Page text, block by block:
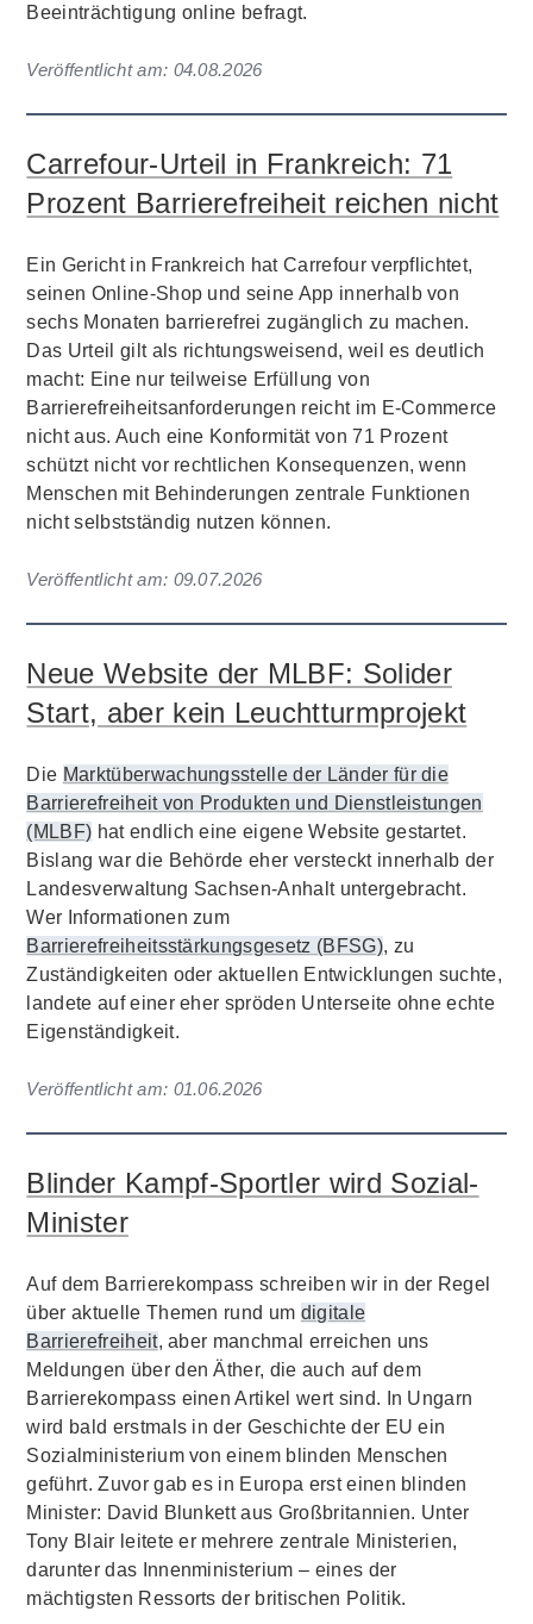
Beeinträchtigung online befragt.
Veröffentlicht am: 04.08.2026
Carrefour-Urteil in Frankreich: 71
Prozent Barrierefreiheit reichen nicht
Ein Gericht in Frankreich hat Carrefour verpflichtet,
seinen Online-Shop und seine App innerhalb von
sechs Monaten barrierefrei zugänglich zu machen.
Das Urteil gilt als richtungsweisend, weil es deutlich
macht: Eine nur teilweise Erfüllung von
Barrierefreiheitsanforderungen reicht im E-Commerce
nicht aus. Auch eine Konformität von 71 Prozent
schützt nicht vor rechtlichen Konsequenzen, wenn
Menschen mit Behinderungen zentrale Funktionen
nicht selbstständig nutzen können.
Veröffentlicht am: 09.07.2026
Neue Website der MLBF: Solider
Start, aber kein Leuchtturmprojekt
Die Marktüberwachungsstelle der Länder für die
Barrierefreiheit von Produkten und Dienstleistungen
(MLBF) hat endlich eine eigene Website gestartet.
Bislang war die Behörde eher versteckt innerhalb der
Landesverwaltung Sachsen-Anhalt untergebracht.
Wer Informationen zum
Barrierefreiheitsstärkungsgesetz (BFSG), zu
Zuständigkeiten oder aktuellen Entwicklungen suchte,
landete auf einer eher spröden Unterseite ohne echte
Eigenständigkeit.
Veröffentlicht am: 01.06.2026
Blinder Kampf-Sportler wird Sozial-
Minister
Auf dem Barrierekompass schreiben wir in der Regel
über aktuelle Themen rund um digitale
Barrierefreiheit, aber manchmal erreichen uns
Meldungen über den Äther, die auch auf dem
Barrierekompass einen Artikel wert sind. In Ungarn
wird bald erstmals in der Geschichte der EU ein
Sozialministerium von einem blinden Menschen
geführt. Zuvor gab es in Europa erst einen blinden
Minister: David Blunkett aus Großbritannien. Unter
Tony Blair leitete er mehrere zentrale Ministerien,
darunter das Innenministerium – eines der
mächtigsten Ressorts der britischen Politik.